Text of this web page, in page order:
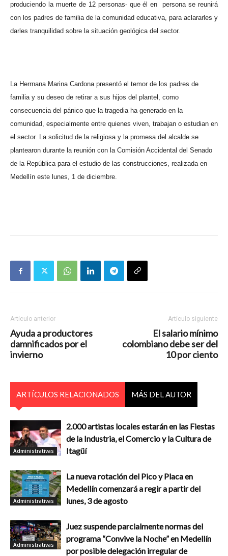
produciendo la muerte de 12 personas- que él en
persona se reunirá
con los padres de familia de la comunidad educativa, para aclararles y
darles tranquilidad sobre la situación geológica del sector.
La Herrnana Marina Cardona presentó el temor de los padres de
familia y su deseo de retirar a sus hijos del plantel, como
consecuencia del pánico que la tragedia ha generado en la
comunidad, especialmente entre quienes viven, trabajan o estudian en
el sector. La solicitud de la religiosa y la promesa del alcalde se
plantearon durante la reunión con la Comisión Accidental del Senado
de la República para el estudio de las construcciones, realizada en
Medellín este lunes, 1 de diciembre.
Artículo anterior
Ayuda a productores
damnificados por el
invierno
Artículo siguiente
El salario mínimo
colombiano debe ser del
10 por ciento
ARTÍCULOS RELACIONADOS MÁS DEL AUTOR
Administrativas
2.000 artistas locales estarán en las Fiestas
de la Industria, el Comercio y la Cultura de
Itagüí
Administrativas
La nueva rotación del Pico y Placa en
Medellín comenzará a regir a partir del
lunes, 3 de agosto
Administrativas
Juez suspende parcialmente normas del
programa “Convive la Noche” en Medellín
por posible delegación irregular de